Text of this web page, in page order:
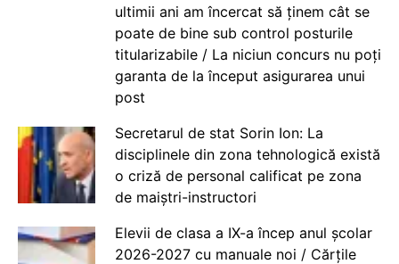
ultimii ani am încercat să ținem cât se
poate de bine sub control posturile
titularizabile / La niciun concurs nu poți
garanta de la început asigurarea unui
post
Secretarul de stat Sorin Ion: La
disciplinele din zona tehnologică există
o criză de personal calificat pe zona
de maiștri-instructori
Elevii de clasa a IX-a încep anul școlar
2026-2027 cu manuale noi / Cărțile